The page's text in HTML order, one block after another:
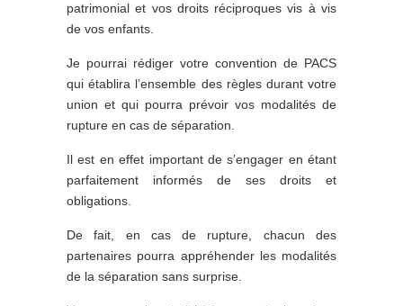
patrimonial et vos droits réciproques vis à vis
de vos enfants.
Je pourrai rédiger votre convention de PACS
qui établira l’ensemble des règles durant votre
union et qui pourra prévoir vos modalités de
rupture en cas de séparation.
Il est en effet important de s’engager en étant
parfaitement informés de ses droits et
obligations.
De fait, en cas de rupture, chacun des
partenaires pourra appréhender les modalités
de la séparation sans surprise.